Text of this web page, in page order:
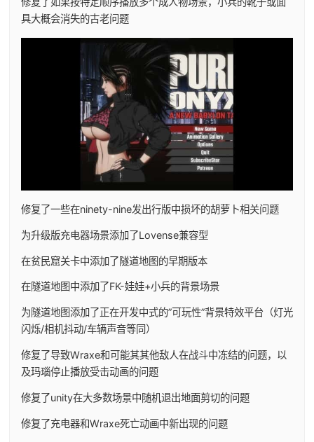
具大概会消失的古老问题
修复了一些在ninety-nine发出行版中损坏的胡萝卜相关问题
为升级版充电器场景添加了Lovense兼容型
在贫民窟关卡中添加了隧道地图的早期版本
在隧道地图中添加了FK-娃娃+小兵的背景场景
为隧道地图添加了正在开发中式的”可玩性”背景特效平台（灯光
闪烁/相机抖动/车辆声音等同）
修复了导致Wraxe和可能其其他敌人在战斗中冻结的问题，以
及玛瑙停止播放受击动画的问题
修复了unity在大多数场景中随机退出地面剪切的问题
修复了充电器和Wraxe死亡动画中新出现的问题